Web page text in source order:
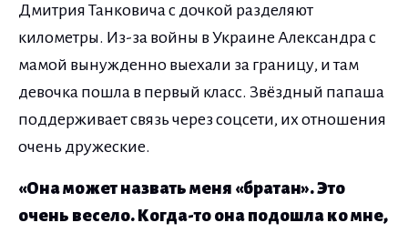
Дмитрия Танковича с дочкой разделяют
километры. Из-за войны в Украине Александра с
мамой вынужденно выехали за границу, и там
девочка пошла в первый класс. Звёздный папаша
поддерживает связь через соцсети, их отношения
очень дружеские.
«Она может назвать меня «братан». Это
очень весело. Когда-то она подошла ко мне,